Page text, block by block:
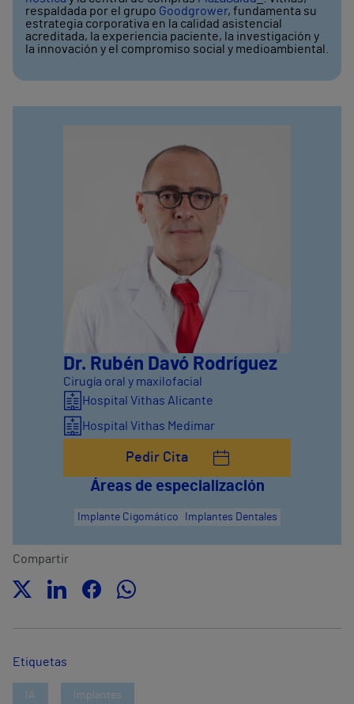
respaldada por el grupo Goodgrower, fundamenta su
estrategia corporativa en la calidad asistencial
acreditada, la experiencia paciente, la investigación y
la innovación y el compromiso social y medioambiental.
Dr. Rubén Davó Rodríguez
Cirugía oral y maxilofacial
Hospital Vithas Alicante
Hospital Vithas Medimar
Pedir Cita
Áreas de especialización
Implante Cigomático Implantes Dentales
Compartir
Etiquetas
IA Implantes